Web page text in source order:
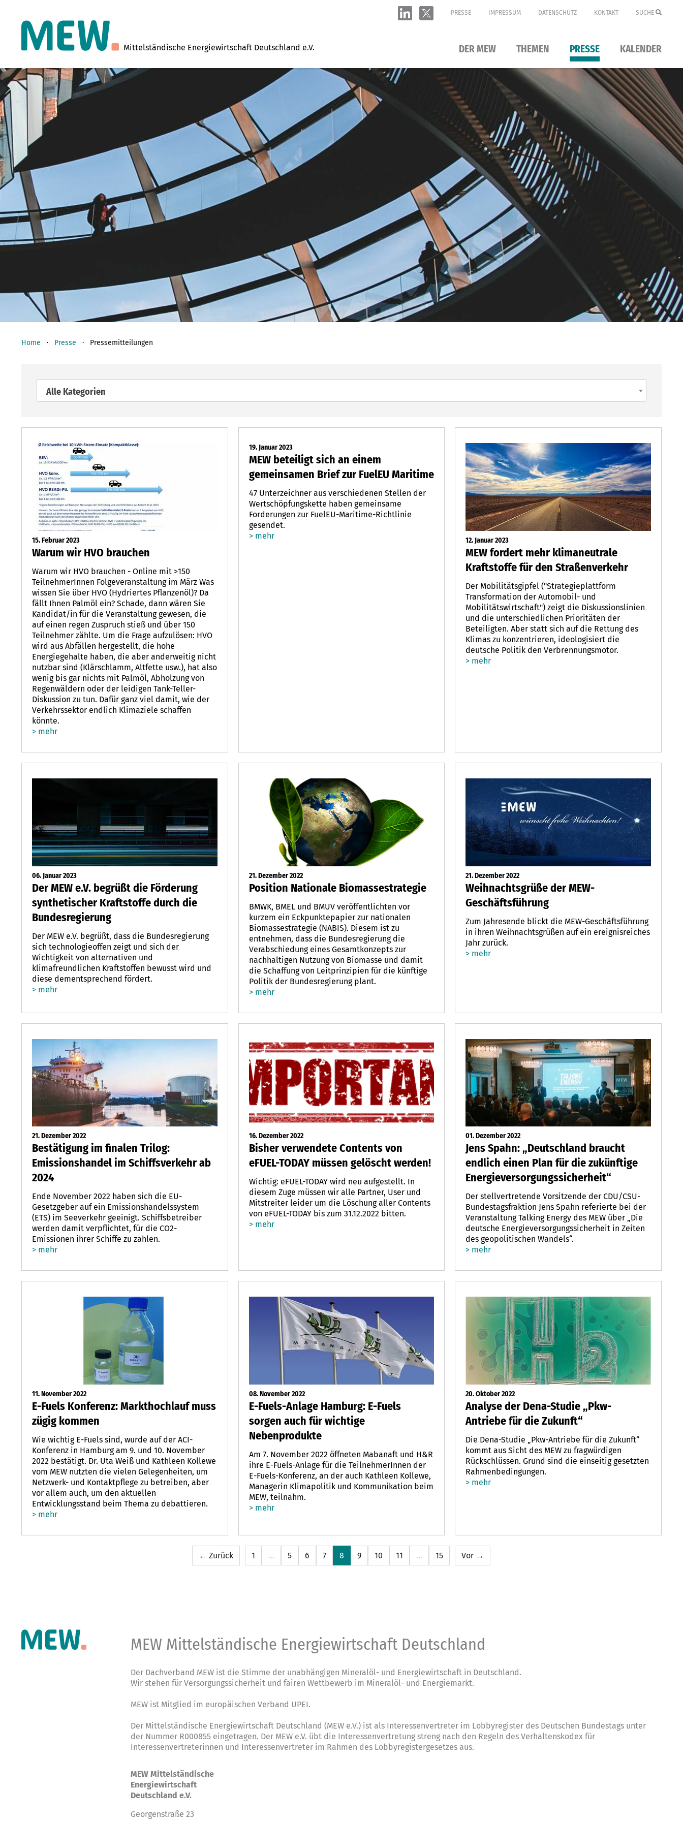
Mittelständische Energiewirtschaft Deutschland e.V.
PRESSE IMPRESSUM DATENSCHUTZ KONTAKT SUCHE
DER MEW THEMEN PRESSE KALENDER
Home Presse Pressemitteilungen
Alle Kategorien
15. Februar 2023
Warum wir HVO brauchen
Warum wir HVO brauchen - Online mit >150
TeilnehmerInnen Folgeveranstaltung im März Was
wissen Sie über HVO (Hydriertes Pflanzenöl)? Da
fällt Ihnen Palmöl ein? Schade, dann wären Sie
Kandidat/in für die Veranstaltung gewesen, die
auf einen regen Zuspruch stieß und über 150
Teilnehmer zählte. Um die Frage aufzulösen: HVO
wird aus Abfällen hergestellt, die hohe
Energiegehalte haben, die aber anderweitig nicht
nutzbar sind (Klärschlamm, Altfette usw.), hat also
wenig bis gar nichts mit Palmöl, Abholzung von
Regenwäldern oder der leidigen Tank-Teller-
Diskussion zu tun. Dafür ganz viel damit, wie der
Verkehrssektor endlich Klimaziele schaffen
könnte.
> mehr
19. Januar 2023
MEW beteiligt sich an einem
gemeinsamen Brief zur FuelEU Maritime
47 Unterzeichner aus verschiedenen Stellen der
Wertschöpfungskette haben gemeinsame
Forderungen zur FuelEU-Maritime-Richtlinie
gesendet.
> mehr
12. Januar 2023
MEW fordert mehr klimaneutrale
Kraftstoffe für den Straßenverkehr
Der Mobilitätsgipfel ("Strategieplattform
Transformation der Automobil- und
Mobilitätswirtschaft") zeigt die Diskussionslinien
und die unterschiedlichen Prioritäten der
Beteiligten. Aber statt sich auf die Rettung des
Klimas zu konzentrieren, ideologisiert die
deutsche Politik den Verbrennungsmotor.
> mehr
06. Januar 2023
Der MEW e.V. begrüßt die Förderung
synthetischer Kraftstoffe durch die
Bundesregierung
Der MEW e.V. begrüßt, dass die Bundesregierung
sich technologieoffen zeigt und sich der
Wichtigkeit von alternativen und
klimafreundlichen Kraftstoffen bewusst wird und
diese dementsprechend fördert.
> mehr
21. Dezember 2022
Position Nationale Biomassestrategie
BMWK, BMEL und BMUV veröffentlichten vor
kurzem ein Eckpunktepapier zur nationalen
Biomassestrategie (NABIS). Diesem ist zu
entnehmen, dass die Bundesregierung die
Verabschiedung eines Gesamtkonzepts zur
nachhaltigen Nutzung von Biomasse und damit
die Schaffung von Leitprinzipien für die künftige
Politik der Bundesregierung plant.
> mehr
21. Dezember 2022
Weihnachtsgrüße der MEW-
Geschäftsführung
Zum Jahresende blickt die MEW-Geschäftsführung
in ihren Weihnachtsgrüßen auf ein ereignisreiches
Jahr zurück.
> mehr
21. Dezember 2022
Bestätigung im finalen Trilog:
Emissionshandel im Schiffsverkehr ab
2024
Ende November 2022 haben sich die EU-
Gesetzgeber auf ein Emissionshandelssystem
(ETS) im Seeverkehr geeinigt. Schiffsbetreiber
werden damit verpflichtet, für die CO2-
Emissionen ihrer Schiffe zu zahlen.
> mehr
16. Dezember 2022
Bisher verwendete Contents von
eFUEL-TODAY müssen gelöscht werden!
Wichtig: eFUEL-TODAY wird neu aufgestellt. In
diesem Zuge müssen wir alle Partner, User und
Mitstreiter leider um die Löschung aller Contents
von eFUEL-TODAY bis zum 31.12.2022 bitten.
> mehr
01. Dezember 2022
Jens Spahn: „Deutschland braucht
endlich einen Plan für die zukünftige
Energieversorgungssicherheit“
Der stellvertretende Vorsitzende der CDU/CSU-
Bundestagsfraktion Jens Spahn referierte bei der
Veranstaltung Talking Energy des MEW über „Die
deutsche Energieversorgungssicherheit in Zeiten
des geopolitischen Wandels“.
> mehr
11. November 2022
E-Fuels Konferenz: Markthochlauf muss
zügig kommen
Wie wichtig E-Fuels sind, wurde auf der ACI-
Konferenz in Hamburg am 9. und 10. November
2022 bestätigt. Dr. Uta Weiß und Kathleen Kollewe
vom MEW nutzten die vielen Gelegenheiten, um
Netzwerk- und Kontaktpflege zu betreiben, aber
vor allem auch, um den aktuellen
Entwicklungsstand beim Thema zu debattieren.
> mehr
08. November 2022
E-Fuels-Anlage Hamburg: E-Fuels
sorgen auch für wichtige
Nebenprodukte
Am 7. November 2022 öffneten Mabanaft und H&R
ihre E-Fuels-Anlage für die TeilnehmerInnen der
E-Fuels-Konferenz, an der auch Kathleen Kollewe,
Managerin Klimapolitik und Kommunikation beim
MEW, teilnahm.
> mehr
20. Oktober 2022
Analyse der Dena-Studie „Pkw-
Antriebe für die Zukunft“
Die Dena-Studie „Pkw-Antriebe für die Zukunft“
kommt aus Sicht des MEW zu fragwürdigen
Rückschlüssen. Grund sind die einseitig gesetzten
Rahmenbedingungen.
> mehr
← Zurück 1 … 5 6 7 8 9 10 11 … 15 Vor →
MEW Mittelständische Energiewirtschaft Deutschland
Der Dachverband MEW ist die Stimme der unabhängigen Mineralöl- und Energiewirtschaft in Deutschland.
Wir stehen für Versorgungssicherheit und fairen Wettbewerb im Mineralöl- und Energiemarkt.
MEW ist Mitglied im europäischen Verband UPEI.
Der Mittelständische Energiewirtschaft Deutschland (MEW e.V.) ist als Interessenvertreter im Lobbyregister des Deutschen Bundestags unter
der Nummer R000855 eingetragen. Der MEW e.V. übt die Interessenvertretung streng nach den Regeln des Verhaltenskodex für
Interessenvertreterinnen und Interessenvertreter im Rahmen des Lobbyregistergesetzes aus.
MEW Mittelständische
Energiewirtschaft
Deutschland e.V.
Georgenstraße 23